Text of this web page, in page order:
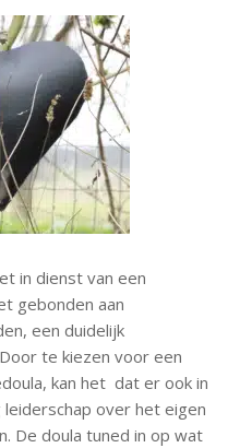
in dienst van een
gebonden aan
een duidelijk
te kiezen voor een
kan het dat er ook in
over het eigen
De doula tuned in op wat